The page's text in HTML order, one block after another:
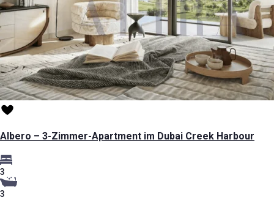
Albero – 3-Zimmer-Apartment im Dubai Creek Harbour
3
3